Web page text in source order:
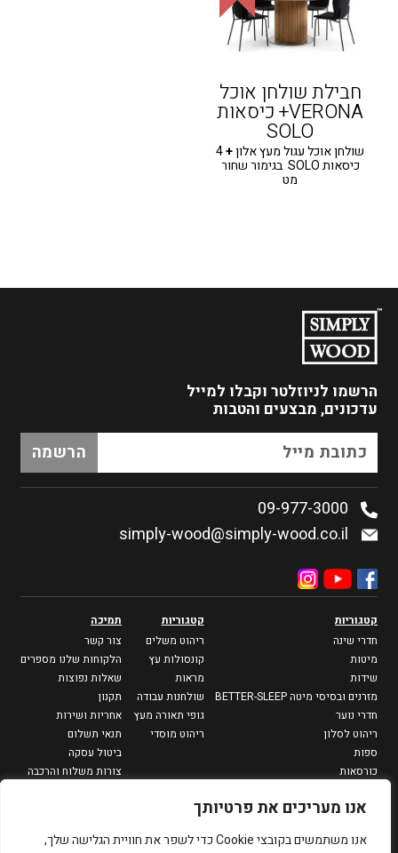
אנו מעריכים את פרטיותך
אנו משתמשים בקובצי Cookie כדי לשפר את חוויית הגלישה שלך,
חבילת שולחן אוכל
VERONA+ כיסאות
SOLO
שולחן אוכל עגול מעץ אלון+
4
כיסאות SOLO בגימור שחור
מט
הרשמו לניוזלטר וקבלו למייל
עדכונים, מבצעים והטבות
09-977-3000
simply-wood@simply-wood.co.il
קטגוריות
חדרי שינה
מיטות
שידות
מזרנים ובסיסי מיטה BETTER-SLEEP
חדרי נוער
ריהוט לסלון
ספות
כורסאות
שולחנות סלון
פינות אוכל
קטגוריות
ריהוט משלים
קונסולות עץ
מראות
שולחנות עבודה
גופי תאורה מעץ
ריהוט מוסדי
תמיכה
צור קשר
הלקוחות שלנו מספרים
שאלות נפוצות
תקנון
אחריות ושירות
תנאי תשלום
ביטול עסקה
צורות משלוח והרכבה